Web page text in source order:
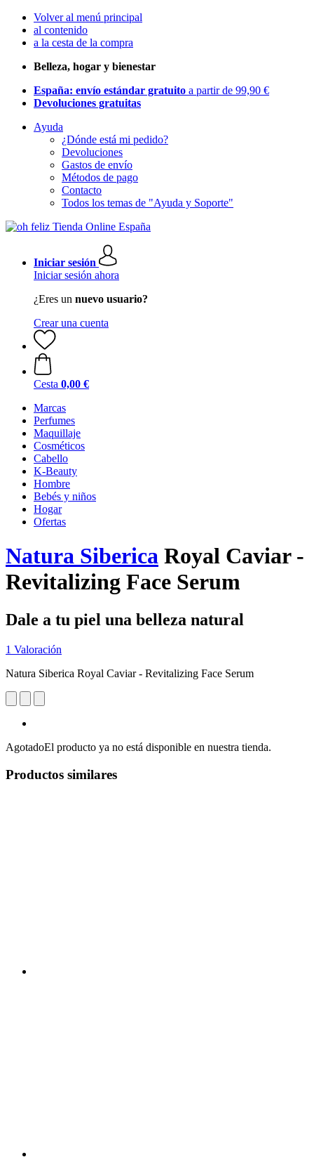
Volver al menú principal
al contenido
a la cesta de la compra
Belleza, hogar y bienestar
España: envío estándar gratuito a partir de 99,90 €
Devoluciones gratuitas
Ayuda
¿Dónde está mi pedido?
Devoluciones
Gastos de envío
Métodos de pago
Contacto
Todos los temas de "Ayuda y Soporte"
Iniciar sesión
Iniciar sesión ahora
¿Eres un nuevo usuario?
Crear una cuenta
Cesta 0,00 €
Marcas
Perfumes
Maquillaje
Cosméticos
Cabello
K-Beauty
Hombre
Bebés y niños
Hogar
Ofertas
Natura Siberica Royal Caviar -
Revitalizing Face Serum
Dale a tu piel una belleza natural
1 Valoración
Natura Siberica Royal Caviar - Revitalizing Face Serum
AgotadoEl producto ya no está disponible en nuestra tienda.
Productos similares